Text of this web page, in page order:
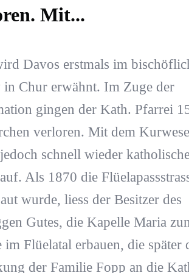
Mit...
Davos erstmals im
Chur erwähnt. Im Zuge der
gingen der Kath. Pfarrei
verloren. Mit dem
schnell wieder
Als 1870 die
wurde, liess der Besitzer des
Gutes, die Kapelle Maria
im Flüelatal erbauen, die später
der Familie Fopp an die